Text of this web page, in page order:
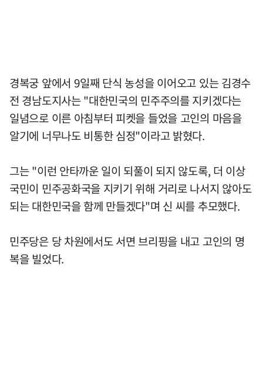
경복궁 앞에서 9일째 단식 농성을 이어오고 있는 김경수
전 경남도지사는 "대한민국의 민주주의를 지키겠다는
일념으로 이른 아침부터 피켓을 들었을 고인의 마음을
알기에 너무나도 비통한 심정"이라고 밝혔다.
그는 "이런 안타까운 일이 되풀이 되지 않도록, 더 이상
국민이 민주공화국을 지키기 위해 거리로 나서지 않아도
되는 대한민국을 함께 만들겠다"며 신 씨를 추모했다.
민주당은 당 차원에서도 서면 브리핑을 내고 고인의 명
복을 빌었다.